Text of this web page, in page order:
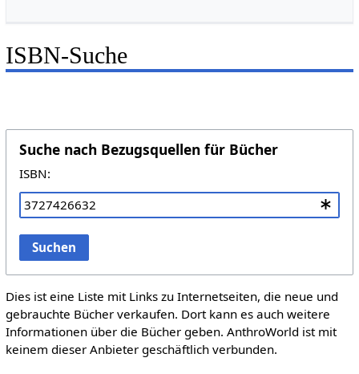
ISBN-Suche
Suche nach Bezugsquellen für Bücher
ISBN:
Suchen
Dies ist eine Liste mit Links zu Internetseiten, die neue und
gebrauchte Bücher verkaufen. Dort kann es auch weitere
Informationen über die Bücher geben. AnthroWorld ist mit
keinem dieser Anbieter geschäftlich verbunden.